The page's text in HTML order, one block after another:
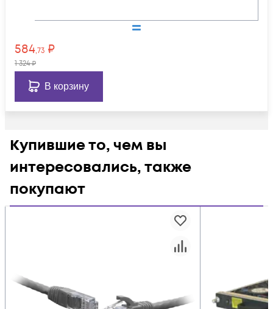
584,73 ₽
1 324₽
В корзину
Купившие то, чем вы
интересовались, также
покупают